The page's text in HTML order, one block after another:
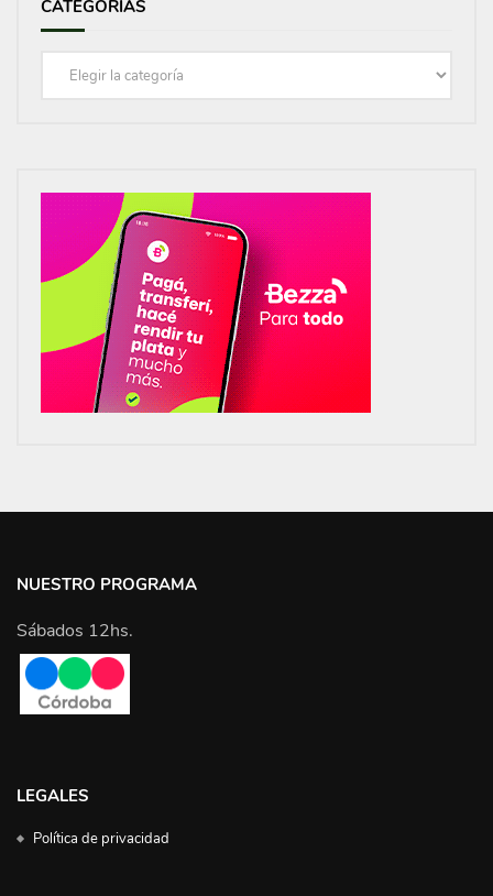
CATEGORÍAS
Categorías
NUESTRO PROGRAMA
Sábados 12hs.
LEGALES
Política de privacidad